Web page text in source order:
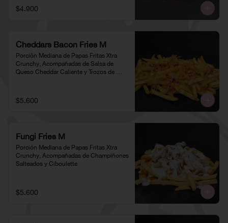
$4.900
Cheddars Bacon Fries M
Porción Mediana de Papas Fritas Xtra
Crunchy, Acompañadas de Salsa de
Queso Cheddar Caliente y Trozos de
$5.600
Fungi Fries M
Porción Mediana de Papas Fritas Xtra
Crunchy, Acompañadas de Champiñones
Salteados y Ciboulette
$5.600